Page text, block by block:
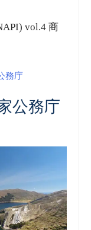
vol.4 商
務庁
公務庁